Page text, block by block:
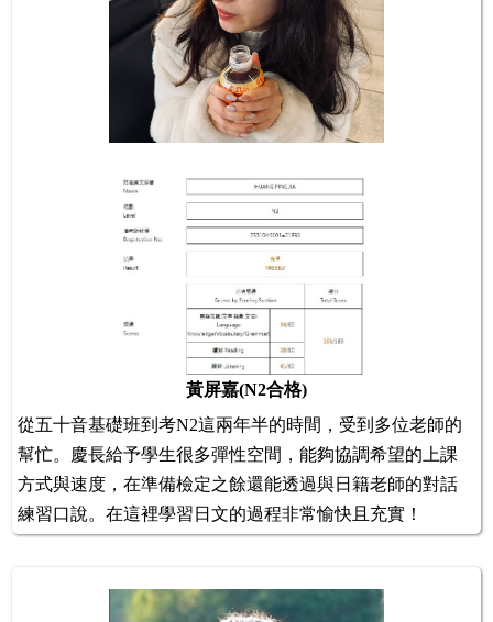
黃屏嘉(N2合格)
從五十音基礎班到考N2這兩年半的時間，受到多位老師的
幫忙。慶長給予學生很多彈性空間，能夠協調希望的上課
方式與速度，在準備檢定之餘還能透過與日籍老師的對話
練習口說。在這裡學習日文的過程非常愉快且充實！